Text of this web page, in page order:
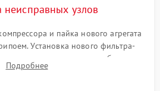
неисправных узлов
и пайка нового агрегата
Установка нового фильтра-
вентиляторов обдува,
поврежденных дверных петель.
Подробнее